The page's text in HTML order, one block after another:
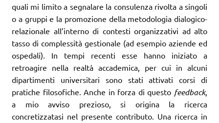
quali mi limito a segnalare la consulenza rivolta a singoli
o a gruppi e la promozione della metodologia dialogico-
relazionale all’interno di contesti organizzativi ad alto
tasso di complessità gestionale (ad esempio aziende ed
ospedali). In tempi recenti esse hanno iniziato a
retroagire nella realtà accademica, per cui in alcuni
dipartimenti universitari sono stati attivati corsi di
pratiche filosofiche. Anche in forza di questo feedback,
a mio avviso prezioso, si origina la ricerca
concretizzatasi nel presente contributo. Una ricerca in